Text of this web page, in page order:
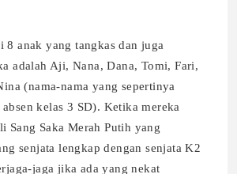
anak yang tangkas dan juga
adalah Aji, Nana, Dana, Tomi, Fari,
(nama-nama yang sepertinya
kelas 3 SD). Ketika mereka
Sang Saka Merah Putih yang
senjata lengkap dengan senjata K2
jaga jika ada yang nekat